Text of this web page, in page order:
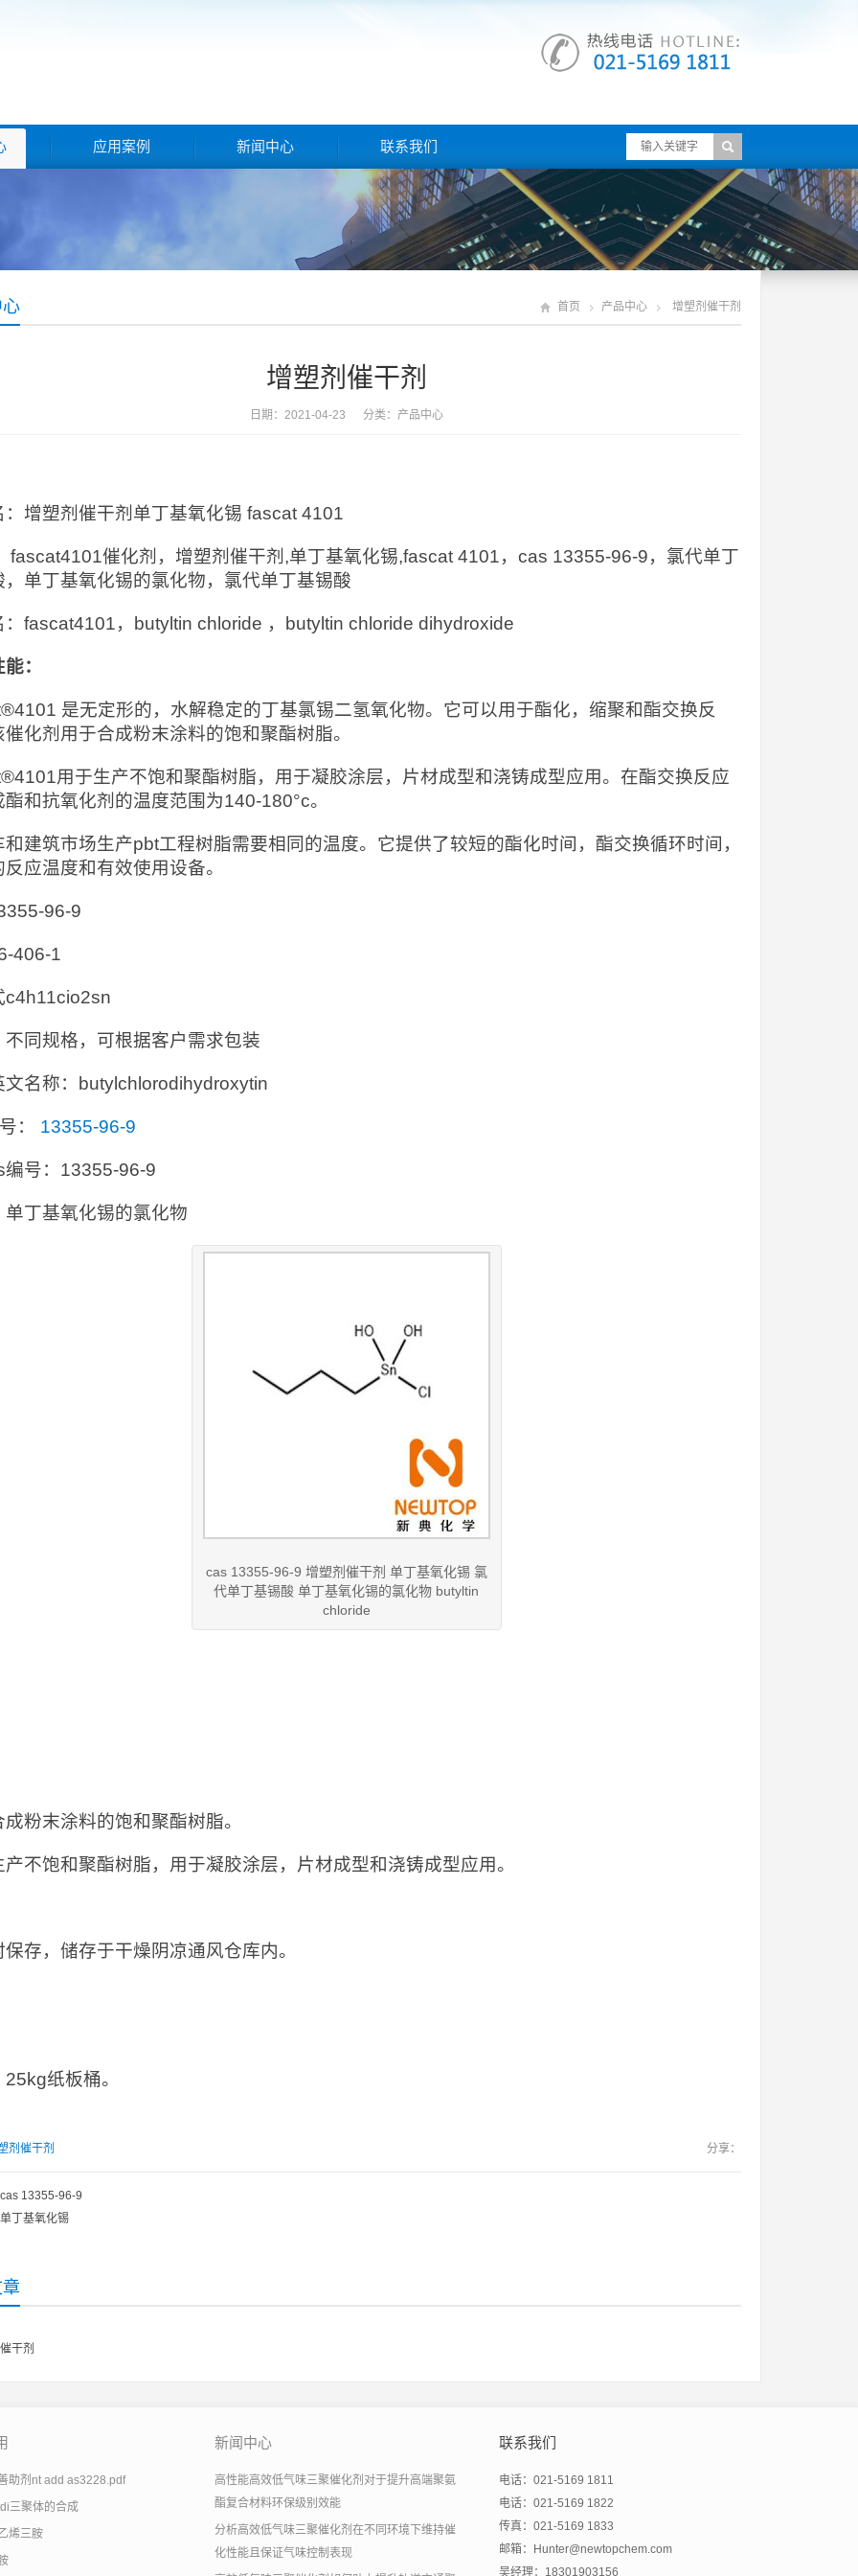
应用案例 新闻中心 联系我们
首页 产品中心 增塑剂催干剂
增塑剂催干剂
日期：2021-04-23 分类： 产品中心
：增塑剂催干剂单丁基氧化锡 fascat 4101
fascat4101催化剂，增塑剂催干剂,单丁基氧化锡,fascat 4101，cas 13355-96-9，氯代单丁
，单丁基氧化锡的氯化物，氯代单丁基锡酸
：fascat4101，butyltin chloride ，butyltin chloride dihydroxide
：
是无定形的，水解稳定的丁基氯锡二氢氧化物。它可以用于酯化，缩聚和酯交换反
化剂用于合成粉末涂料的饱和聚酯树脂。
用于生产不饱和聚酯树脂，用于凝胶涂层，片材成型和浇铸成型应用。在酯交换反应
和抗氧化剂的温度范围为140-180°c。
和建筑市场生产pbt工程树脂需要相同的温度。它提供了较短的酯化时间，酯交换循环时间，
应温度和有效使用设备。
96-9
406-1
c4h11cio2sn
不同规格，可根据客户需求包装
文名称：butylchlorodihydroxytin
： 13355-96-9
编号：13355-96-9
单丁基氧化锡的氯化物
cas 13355-96-9 增塑剂催干剂 单丁基氧化锡 氯
代单丁基锡酸 单丁基氧化锡的氯化物 butyltin
chloride
粉末涂料的饱和聚酯树脂。
产不饱和聚酯树脂，用于凝胶涂层，片材成型和浇铸成型应用。
存，储存于干燥阴凉通风仓库内。
纸板桶。
剂催干剂 分享：
cas 13355-96-9
单丁基氧化锡
干剂
助剂nt add as3228.pdf
三聚体的合成
烯三胺
新闻中心
高性能高效低气味三聚催化剂对于提升高端聚氨
酯复合材料环保级别效能
分析高效低气味三聚催化剂在不同环境下维持催
化性能且保证气味控制表现
联系我们
电话：021-5169 1811
电话：021-5169 1822
传真：021-5169 1833
邮箱：Hunter@newtopchem.com
吴经理：18301903156